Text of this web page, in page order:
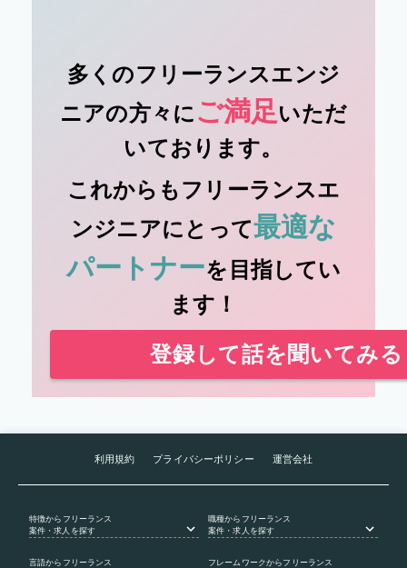
多くのフリーランスエンジ
ニアの方々にご満足いただ
いております。
これからもフリーランスエ
ンジニアにとって最適な
パートナーを目指してい
ます！
登録して話を聞いてみる
利用規約 プライバシーポリシー 運営会社
特徴からフリーランス
案件・求人を探す
職種からフリーランス
案件・求人を探す
言語からフリーランス
フレームワークからフリーランス